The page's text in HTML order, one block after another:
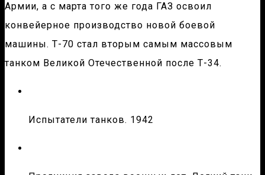
Армии, а с марта того же года ГАЗ освоил
конвейерное производство новой боевой
машины. Т-70 стал вторым самым массовым
танком Великой Отечественной после Т-34.
Испытатели танков. 1942